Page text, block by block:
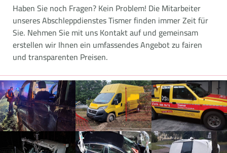
Haben Sie noch Fragen? Kein Problem! Die Mitarbeiter
unseres Abschleppdienstes Tismer finden immer Zeit für
Sie. Nehmen Sie mit uns Kontakt auf und gemeinsam
erstellen wir Ihnen ein umfassendes Angebot zu fairen
und transparenten Preisen.